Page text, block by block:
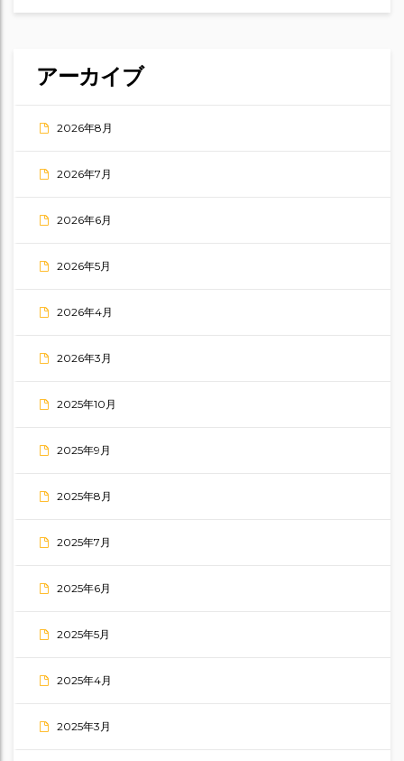
アーカイブ
2026年8月
2026年7月
2026年6月
2026年5月
2026年4月
2026年3月
2025年10月
2025年9月
2025年8月
2025年7月
2025年6月
2025年5月
2025年4月
2025年3月